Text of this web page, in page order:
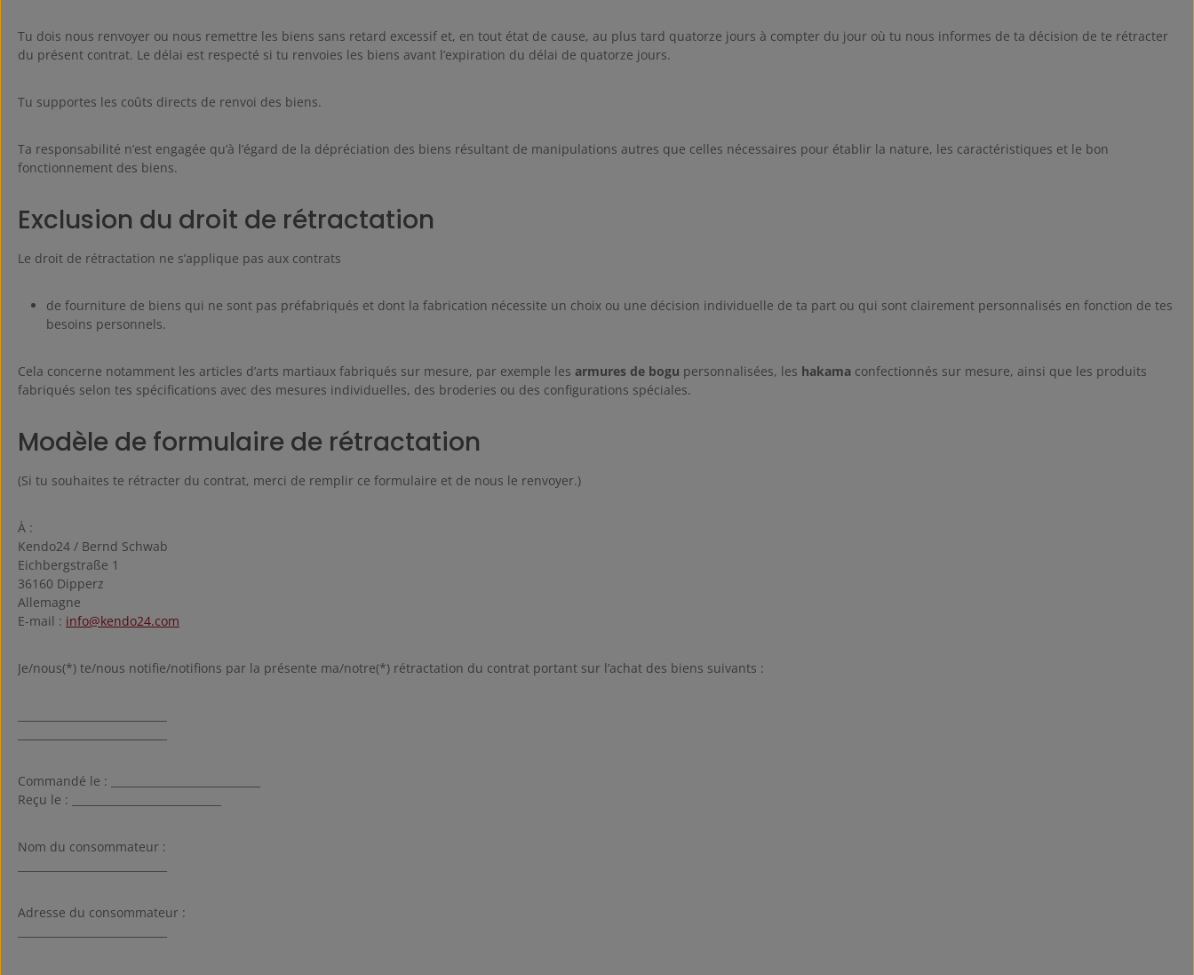
Tu dois nous renvoyer ou nous remettre les biens sans retard excessif et, en tout état de cause, au plus tard quatorze jours à compter du jour où tu nous informes de ta décision de te rétracter
du présent contrat. Le délai est respecté si tu renvoies les biens avant l’expiration du délai de quatorze jours.
Tu supportes les coûts directs de renvoi des biens.
Ta responsabilité n’est engagée qu’à l’égard de la dépréciation des biens résultant de manipulations autres que celles nécessaires pour établir la nature, les caractéristiques et le bon
fonctionnement des biens.
Exclusion du droit de rétractation
Le droit de rétractation ne s’applique pas aux contrats
de fourniture de biens qui ne sont pas préfabriqués et dont la fabrication nécessite un choix ou une décision individuelle de ta part ou qui sont clairement personnalisés en fonction de tes
besoins personnels.
Cela concerne notamment les articles d’arts martiaux fabriqués sur mesure, par exemple les armures de bogu personnalisées, les hakama confectionnés sur mesure, ainsi que les produits
fabriqués selon tes spécifications avec des mesures individuelles, des broderies ou des configurations spéciales.
Modèle de formulaire de rétractation
(Si tu souhaites te rétracter du contrat, merci de remplir ce formulaire et de nous le renvoyer.)
À :
Kendo24 / Bernd Schwab
Eichbergstraße 1
36160 Dipperz
Allemagne
E-mail : info@kendo24.com
Je/nous(*) te/nous notifie/notifions par la présente ma/notre(*) rétractation du contrat portant sur l’achat des biens suivants :
Commandé le : ____________________________
Reçu le : ____________________________
Nom du consommateur :
Adresse du consommateur :